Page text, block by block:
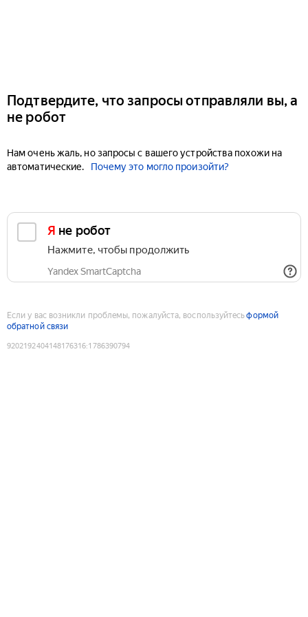
Подтвердите, что запросы отправляли вы, а
не робот
Нам очень жаль, но запросы с вашего устройства похожи на
автоматические.
Почему это могло произойти?
Я не робот
Нажмите, чтобы продолжить
Yandex SmartCaptcha
Если у вас возникли проблемы, пожалуйста, воспользуйтесьформой
обратной связи
9202192404148176316:1786390794